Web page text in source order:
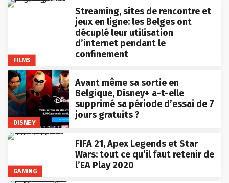
FILMS
Streaming, sites de rencontre et
jeux en ligne: les Belges ont
décuplé leur utilisation
d’internet pendant le
confinement
DISNEY
Avant même sa sortie en
Belgique, Disney+ a-t-elle
supprimé sa période d’essai de 7
jours gratuits ?
GAMING
FIFA 21, Apex Legends et Star
Wars: tout ce qu’il faut retenir de
l’EA Play 2020